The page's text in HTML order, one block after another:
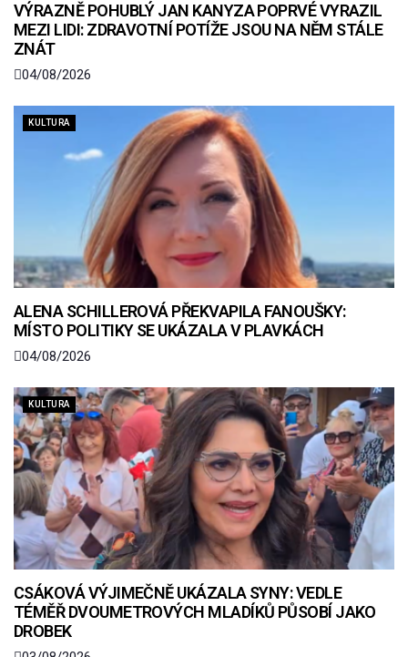
VÝRAZNĚ POHUBLÝ JAN KANYZA POPRVÉ VYRAZIL
MEZI LIDI: ZDRAVOTNÍ POTÍŽE JSOU NA NĚM STÁLE
ZNÁT
04/08/2026
KULTURA
ALENA SCHILLEROVÁ PŘEKVAPILA FANOUŠKY:
MÍSTO POLITIKY SE UKÁZALA V PLAVKÁCH
04/08/2026
KULTURA
CSÁKOVÁ VÝJIMEČNĚ UKÁZALA SYNY: VEDLE
TÉMĚŘ DVOUMETROVÝCH MLADÍKŮ PŮSOBÍ JAKO
DROBEK